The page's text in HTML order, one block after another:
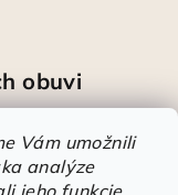
Vám umožnili
analýze
jeho funkcie,
obuvi